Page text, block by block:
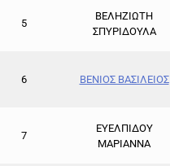
5
ΒΕΛΗΖΙΩΤΗ
ΣΠΥΡΙΔΟΥΛΑ
6 ΒΕΝΙΟΣ ΒΑΣΙΛΕΙΟΣ
7
ΕΥΕΛΠΙΔΟΥ
ΜΑΡΙΑΝΝΑ